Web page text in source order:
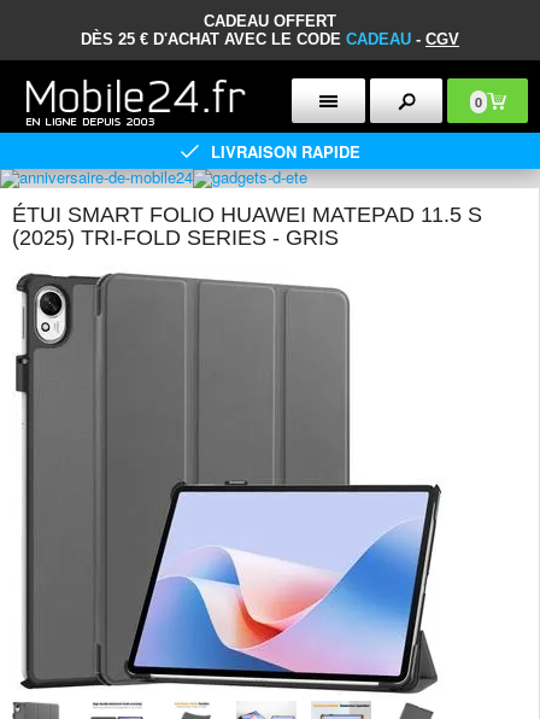
CADEAU OFFERT
DÈS 25 € D'ACHAT AVEC LE CODE CADEAU - CGV
0
LIVRAISON RAPIDE
ÉTUI SMART FOLIO HUAWEI MATEPAD 11.5 S
(2025) TRI-FOLD SERIES - GRIS